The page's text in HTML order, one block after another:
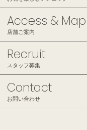
Access & Map
店舗ご案内
Recruit
スタッフ募集
Contact
お問い合わせ